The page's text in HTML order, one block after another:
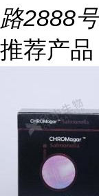
路2888
推荐产品